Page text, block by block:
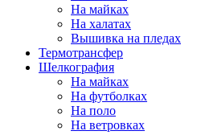
На майках
На халатах
Вышивка на пледах
Термотрансфер
Шелкография
На майках
На футболках
На поло
На ветровках